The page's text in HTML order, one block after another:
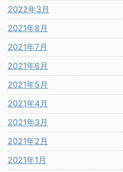
2022年3月
2021年8月
2021年7月
2021年6月
2021年5月
2021年4月
2021年3月
2021年2月
2021年1月